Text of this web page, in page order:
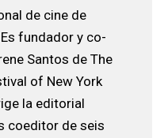
de cine de
fundador y co-
Santos de The
of New York
la editorial
coeditor de seis